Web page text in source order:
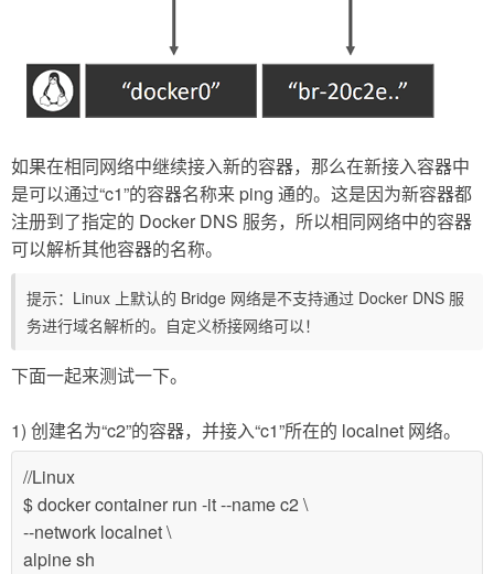
如果在相同网络中继续接入新的容器，那么在新接入容器中
是可以通过“c1”的容器名称来 ping 通的。这是因为新容器都
注册到了指定的 Docker DNS 服务，所以相同网络中的容器
可以解析其他容器的名称。
提示：Linux 上默认的 Bridge 网络是不支持通过 Docker DNS 服
务进行域名解析的。自定义桥接网络可以！
下面一起来测试一下。
1) 创建名为“c2”的容器，并接入“c1”所在的 localnet 网络。
//Linux
$ docker container run -it --name c2 \
--network localnet \
alpine sh